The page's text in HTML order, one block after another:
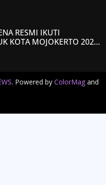
RESMI IKUTI
KOTA MOJOKERTO 2026,
. Powered by ColorMag and